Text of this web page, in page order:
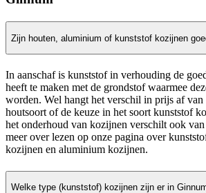
Zijn houten, aluminium of kunststof kozijnen
In aanschaf is kunststof in verhouding de
heeft te maken met de grondstof waarmee
worden. Wel hangt het verschil in prijs af
houtsoort of de keuze in het soort kunststof
het onderhoud van kozijnen verschilt ook
meer over lezen op onze pagina over
kozijnen en aluminium kozijnen.
Welke type (kunststof) kozijnen zijn er in